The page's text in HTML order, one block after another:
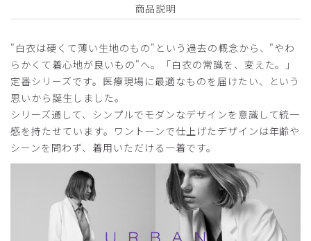
もりこ様
購入確認済み
年齢: 40代 身長: 151-155cm 体重:46-50kg
よかった
かっこいいです
生地もいいので
M11レディース白衣:アーバンLABコート/白/M
役に立った
商品説明
"白衣は硬くて薄い生地のもの"という過去の概念から、"やわ
らかくて着心地が良いもの"へ。「白衣の常識を、変えた。」
定番シリーズです。医療現場に最適なものを届けたい、という
思いから誕生しました。
シリーズ通して、シンプルでモダンなデザインを意識して統一
感を持たせています。ワントーンで仕上げたデザインは年齢や
シーンを問わず、着用いただける一着です。